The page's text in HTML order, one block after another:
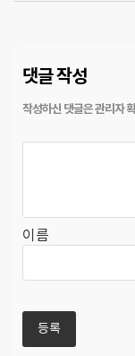
댓글 작성
이름